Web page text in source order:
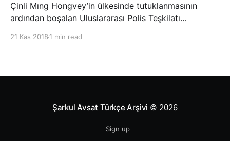
Çinli Mıng Hongvey’in ülkesinde tutuklanmasının
ardından boşalan Uluslararası Polis Teşkilatı
21 Kas 2018 1 min read
Şarkul Avsat Türkçe Arşivi © 2026
Sign up